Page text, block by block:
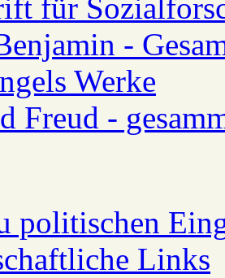
für
-
Werke
Freud -
politischen
Links